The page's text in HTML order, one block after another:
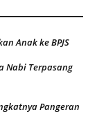
Anak ke BPJS
Nabi Terpasang
Pangeran